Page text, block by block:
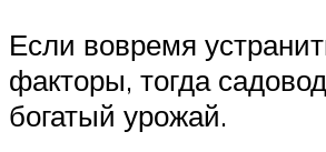
Если вовремя
факторы, тогда
богатый урожай.